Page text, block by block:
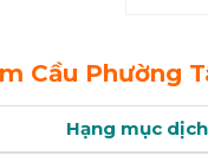
Cầu Phường
Hạng mục